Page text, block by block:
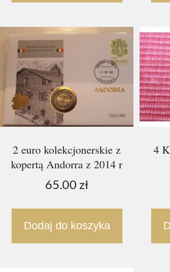
2 euro kolekcjonerskie z
kopertą Andorra z 2014 r
65.00 zł
Dodaj do koszyka
4